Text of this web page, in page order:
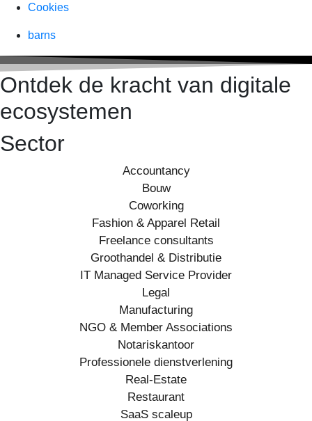
Cookies
barns
Ontdek de kracht van digitale
ecosystemen
Sector
Accountancy
Bouw
Coworking
Fashion & Apparel Retail
Freelance consultants
Groothandel & Distributie
IT Managed Service Provider
Legal
Manufacturing
NGO & Member Associations
Notariskantoor
Professionele dienstverlening
Real-Estate
Restaurant
SaaS scaleup